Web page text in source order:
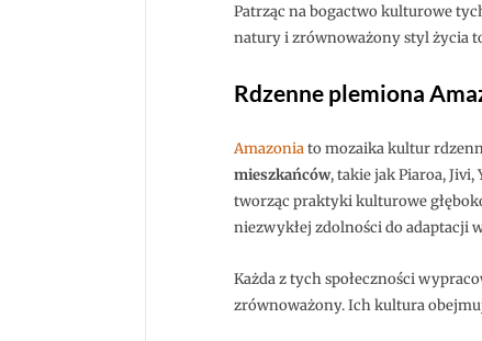
Patrząc na bogactwo kulturowe
natury i zrównoważony styl życia
Rdzenne plemiona
Amazoniato mozaika kultur
mieszkańców, takie jak Piaroa,
tworząc praktyki kulturowe
niezwykłej zdolności do adaptacji
Każda z tych społeczności
zrównoważony. Ich kultura